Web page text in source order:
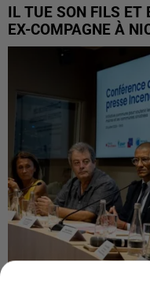
IL TUE SON FILS ET
EX-COMPAGNE À